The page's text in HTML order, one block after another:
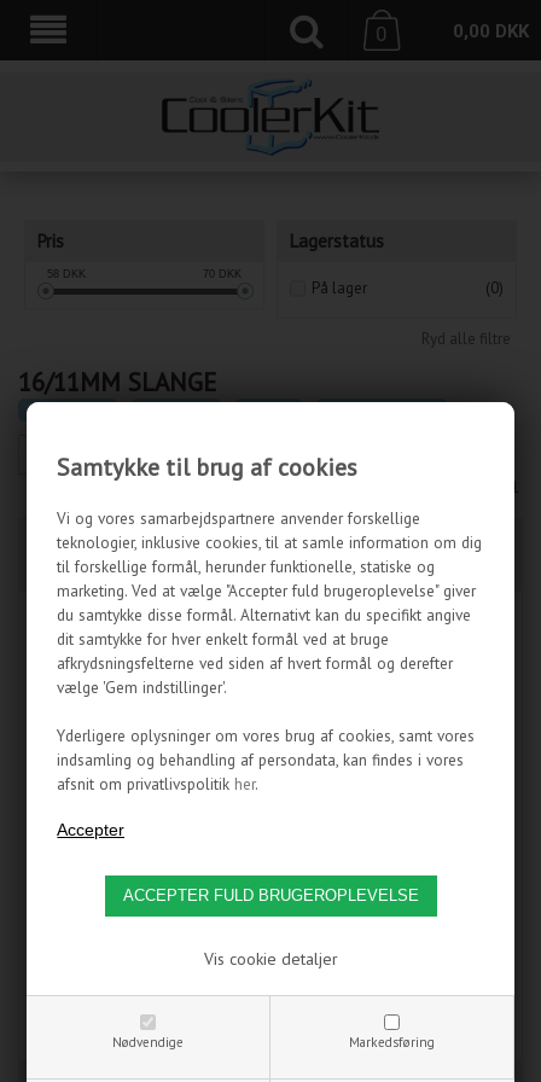
Samtykke til brug af cookies
Vi og vores samarbejdspartnere anvender forskellige
teknologier, inklusive cookies, til at samle information om dig
til forskellige formål, herunder funktionelle, statiske og
marketing. Ved at vælge "Accepter fuld brugeroplevelse" giver
du samtykke disse formål. Alternativt kan du specifikt angive
dit samtykke for hver enkelt formål ved at bruge
afkrydsningsfelterne ved siden af hvert formål og derefter
vælge 'Gem indstillinger'.
Yderligere oplysninger om vores brug af cookies, samt vores
indsamling og behandling af persondata, kan findes i vores
afsnit om privatlivspolitik her.
Nødvendige Markedsføring
Vis cookie detaljer
0,00 DKK
0
Pris
58 DKK 70 DKK
Lagerstatus
På lager (0)
Ryd alle filtre
16/11MM SLANGE
CoolerKit.dk
Side 1/1
MASTERKLEER -
15,9/11,1MM - KLAR
Den mest optimale størrelse
slange til vandkøling!
59,95 DKK
IKKE PÅ LAGER
XSPC HIGH FLEX -
16/11MM - 2M - KLAR
Den mest optimale størrelse
slange til vandkøling!
69,00 DKK
IKKE PÅ LAGER